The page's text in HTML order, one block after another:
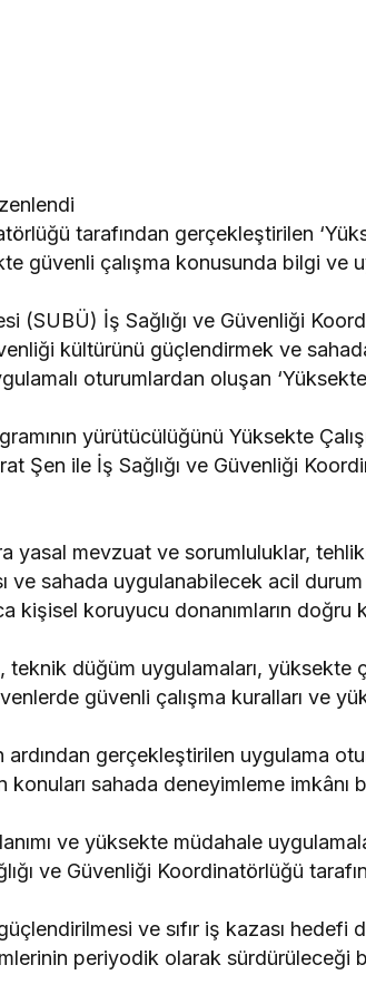
tarafından gerçekleştirilen
güvenli çalışma konusunda bilgi ve
(SUBÜ) İş Sağlığı ve Güvenliği
kültürünü güçlendirmek ve
oturumlardan oluşan
yürütücülüğünü Yüksekte
Şen ile İş Sağlığı ve Güvenliği
yasal mevzuat ve sorumluluklar,
ve sahada uygulanabilecek acil
kişisel koruyucu donanımların doğru
düğüm uygulamaları, yüksekte
güvenli çalışma kuralları ve
ardından gerçekleştirilen uygulama
konuları sahada deneyimleme imkânı
ve yüksekte müdahale
ve Güvenliği Koordinatörlüğü
ve sıfır iş kazası hedefi
periyodik olarak sürdürüleceği